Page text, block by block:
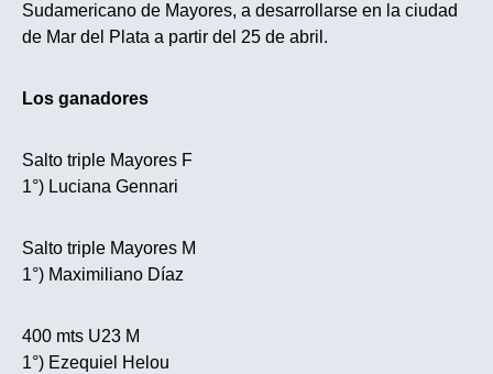
Sudamericano de Mayores, a desarrollarse en la ciudad
de Mar del Plata a partir del 25 de abril.
Los ganadores
Salto triple Mayores F
1°) Luciana Gennari
Salto triple Mayores M
1°) Maximiliano Díaz
400 mts U23 M
1°) Ezequiel Helou